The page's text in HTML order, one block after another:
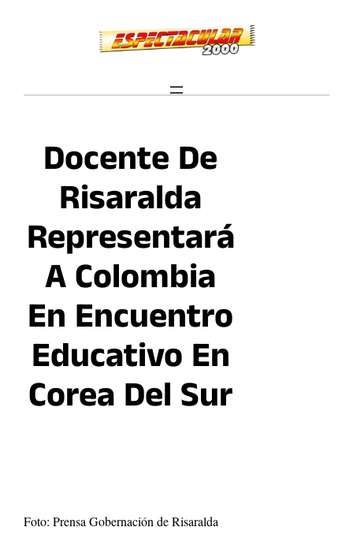
Docente De
Risaralda
Representará
A Colombia
En Encuentro
Educativo En
Corea Del Sur
Foto: Prensa Gobernación de Risaralda